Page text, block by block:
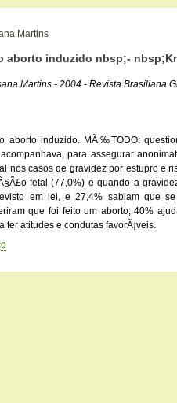
Martins
induzido nbsp;-
Martins - 2004 - Revista Brasiliana
induzido. MÃ‰TODO:
para assegurar
casos de gravidez por estupro e
fetal (77,0%) e quando a
em lei, e 27,4% sabiam que
que foi feito um aborto; 40%
atitudes e condutas favorÃ¡veis.